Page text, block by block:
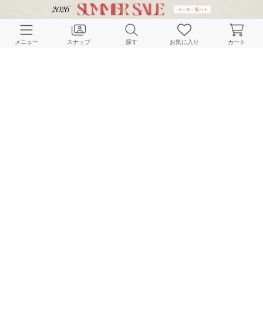
メニュー スナップ 探す お気に入り カート